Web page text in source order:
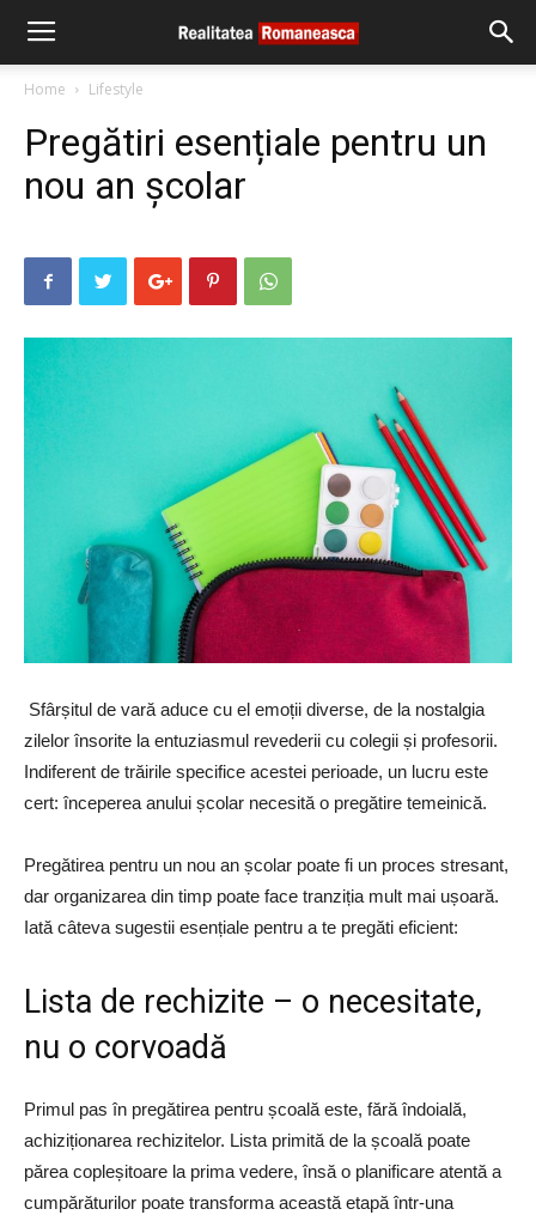
Home Lifestyle
Pregătiri esențiale pentru un
nou an școlar
Sfârșitul de vară aduce cu el emoții diverse, de la nostalgia
zilelor însorite la entuziasmul revederii cu colegii și profesorii.
Indiferent de trăirile specifice acestei perioade, un lucru este
cert: începerea anului școlar necesită o pregătire temeinică.
Pregătirea pentru un nou an școlar poate fi un proces stresant,
dar organizarea din timp poate face tranziția mult mai ușoară.
Iată câteva sugestii esențiale pentru a te pregăti eficient:
Lista de rechizite – o necesitate,
nu o corvoadă
Primul pas în pregătirea pentru școală este, fără îndoială,
achiziționarea rechizitelor. Lista primită de la școală poate
părea copleșitoare la prima vedere, însă o planificare atentă a
cumpărăturilor poate transforma această etapă într-una